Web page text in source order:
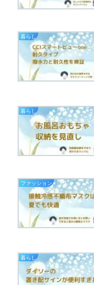
暮らし
暮らし
ファッション
暮らし